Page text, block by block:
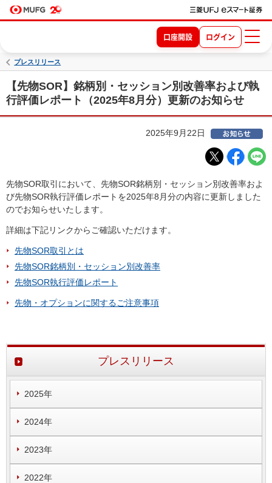
口座開設 ログイン
プレスリリース
【先物SOR】銘柄別・セッション別改善率および執
行評価レポート（2025年8月分）更新のお知らせ
2025年9月22日
先物SOR取引において、先物SOR銘柄別・セッション別改善率およ
び先物SOR執行評価レポートを2025年8月分の内容に更新しました
のでお知らせいたします。
詳細は下記リンクからご確認いただけます。
先物SOR取引とは
先物SOR銘柄別・セッション別改善率
先物SOR執行評価レポート
先物・オプションに関するご注意事項
プレスリリース
2025年
2024年
2023年
2022年